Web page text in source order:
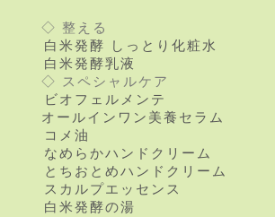
◇ 整える
白米発酵 しっとり化粧水
白米発酵乳液
◇ スペシャルケア
ビオフェルメンテ
オールインワン美養セラム
コメ油
なめらかハンドクリーム
とちおとめハンドクリーム
スカルプエッセンス
白米発酵の湯